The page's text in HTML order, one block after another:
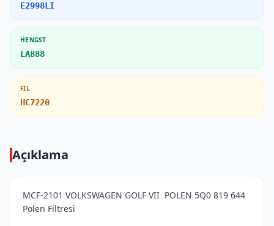
E2998LI
HENGST
LA888
FIL
HC7220
Açıklama
MCF-2101 VOLKSWAGEN GOLF VII POLEN 5Q0 819 644
Polen Filtresi